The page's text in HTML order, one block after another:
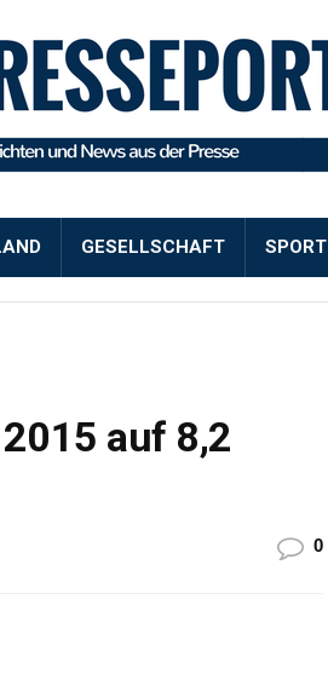
GESELLSCHAFT SPORT
auf 8,2
0